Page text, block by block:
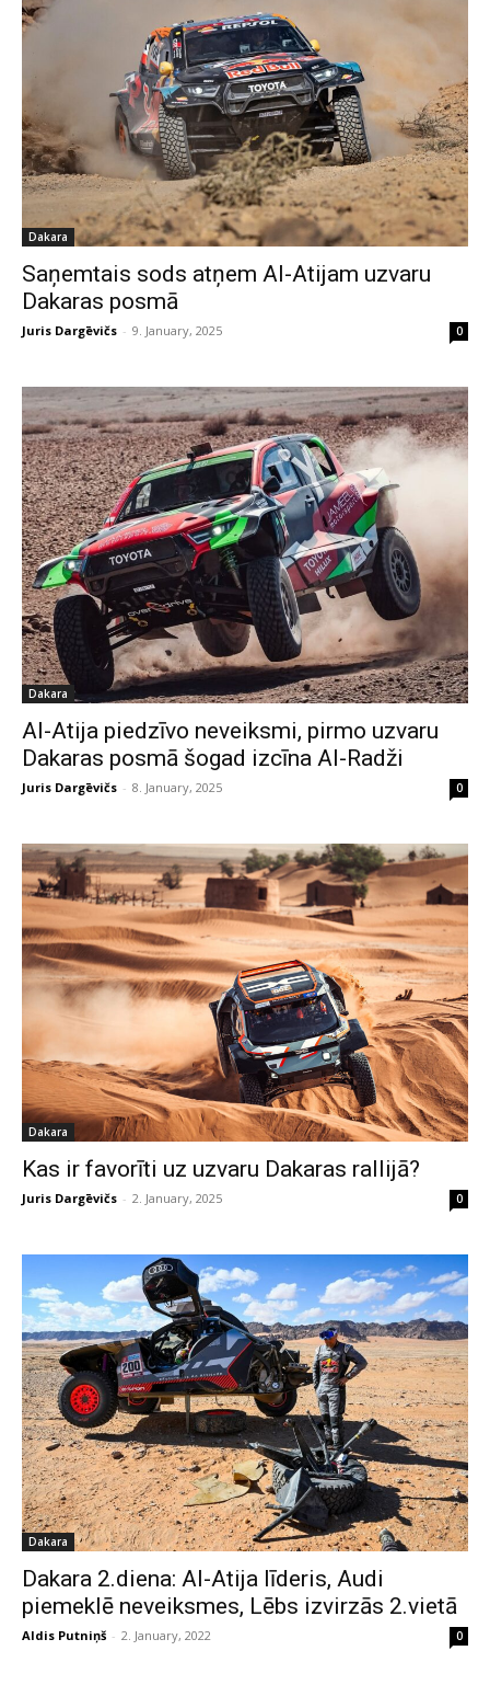
Dakara
Saņemtais sods atņem Al-Atijam uzvaru
Dakaras posmā
Juris Dargēvičs - 9. January, 2025 0
Dakara
Al-Atija piedzīvo neveiksmi, pirmo uzvaru
Dakaras posmā šogad izcīna Al-Radži
Juris Dargēvičs - 8. January, 2025 0
Dakara
Kas ir favorīti uz uzvaru Dakaras rallijā?
Juris Dargēvičs - 2. January, 2025 0
Dakara
Dakara 2.diena: Al-Atija līderis, Audi
piemeklē neveiksmes, Lēbs izvirzās 2.vietā
Aldis Putniņš - 2. January, 2022 0